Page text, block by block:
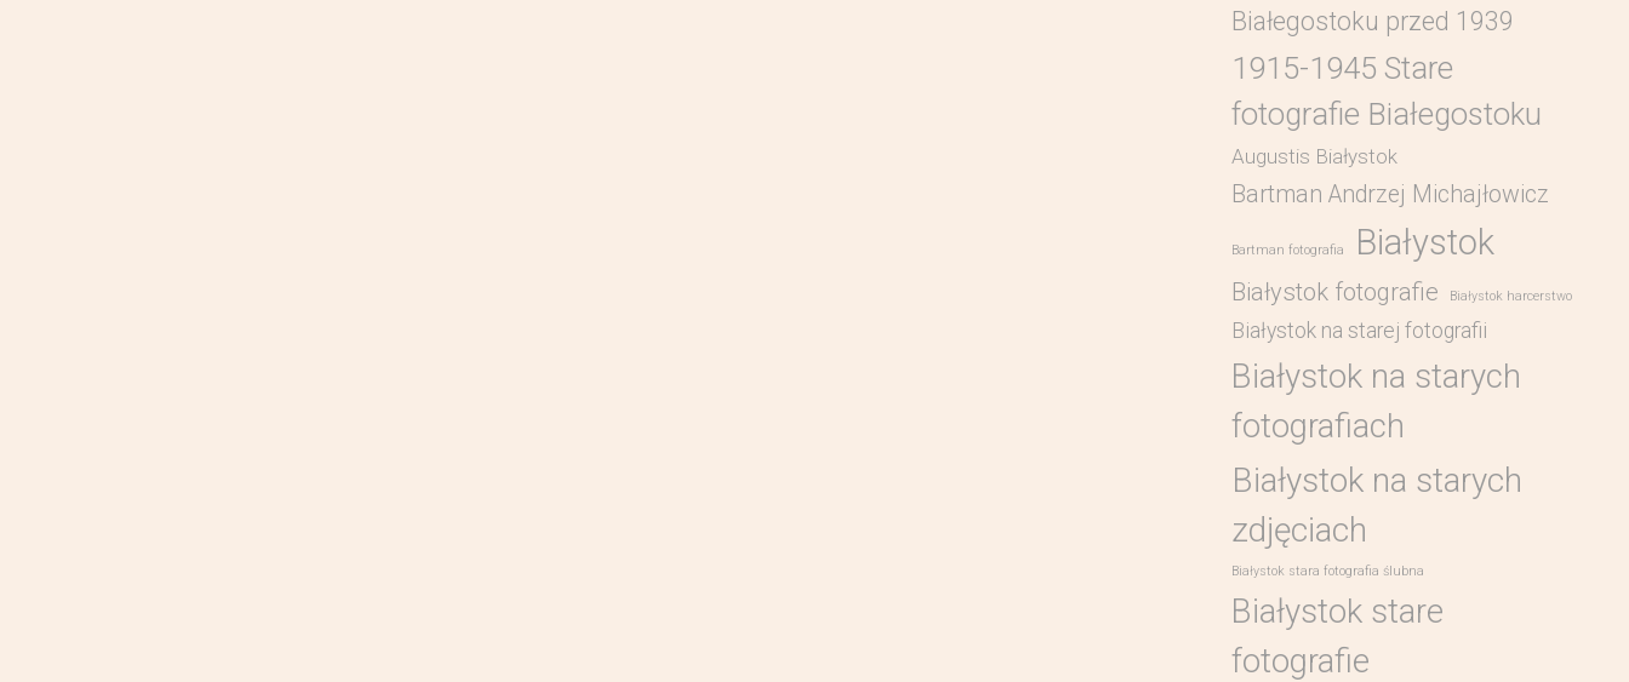
Białegostoku przed 1939
1915-1945 Stare
fotografie Białegostoku
Augustis Białystok
Bartman Andrzej Michajłowicz
Bartman fotografia Białystok
Białystok fotografie Białystok harcerstwo
Białystok na starej fotografii
Białystok na starych
fotografiach
Białystok na starych
zdjęciach
Białystok stara fotografia ślubna
Białystok stare
fotografie